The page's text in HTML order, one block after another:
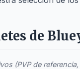
de
(PVP de